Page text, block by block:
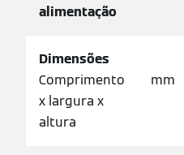
alimentação
Dimensões
Comprimento
x largura x
altura
mm